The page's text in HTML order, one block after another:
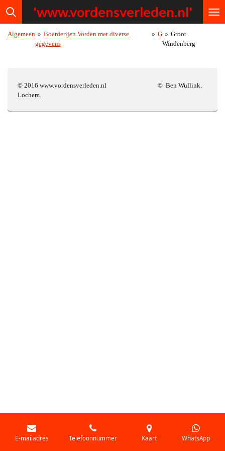
Ga
direct
de
hoofdinhoud
'www.vordensverleden.nl'
Algemeen » Boerderijen Vorden met diverse
gegevens
» G » Groot
Windenberg
© 2016 www.vordensverleden.nl © Ben Wullink.
Lochem.
E-mailadres Telefoonnummer Kaart WhatsApp